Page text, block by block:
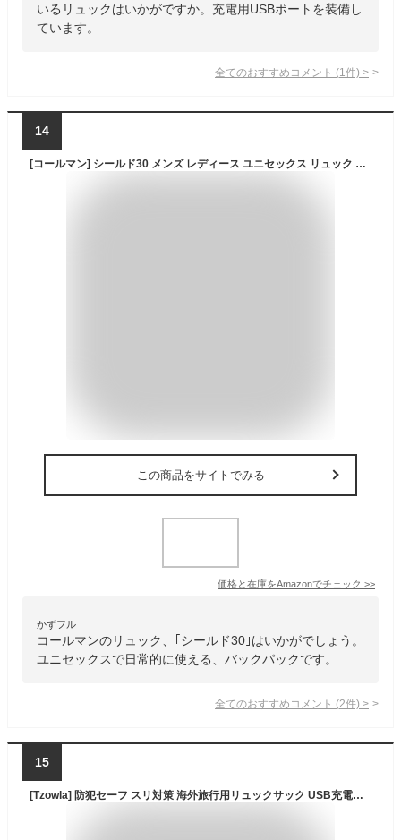
いるリュックはいかがですか。充電用USBポートを装備し
ています。
全てのおすすめコメント (1 件) >
14
[コールマン] シールド30 メンズ レディース ユニセックス リュック バックパック バッグ 30L 通勤 通学 部活 ビジネス 大容量 軽量 防水 撥水
この商品をサイトでみる
価格と在庫をAmazonでチェック >>
かずフル
コールマンのリュック、｢シールド30｣はいかがでしょう。
ユニセックスで日常的に使える、バックパックです。
全てのおすすめコメント (2件) >
15
[Tzowla] 防犯セーフ スリ対策 海外旅行用リュックサック USB充電ポート付き ３０リットル ノートパソコンバックパック